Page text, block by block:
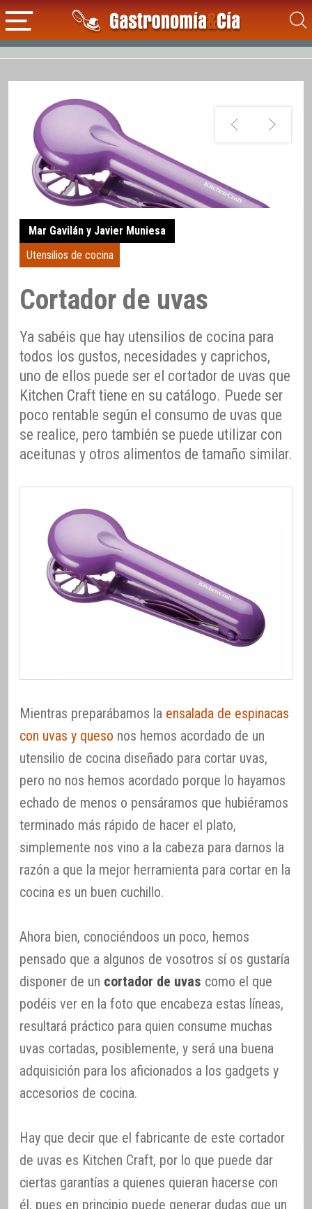
Mar Gavilán y Javier Muniesa
Utensilios de cocina
Cortador de uvas
Ya sabéis que hay utensilios de cocina para
todos los gustos, necesidades y caprichos,
uno de ellos puede ser el cortador de uvas que
Kitchen Craft tiene en su catálogo. Puede ser
poco rentable según el consumo de uvas que
se realice, pero también se puede utilizar con
aceitunas y otros alimentos de tamaño similar.
Mientras preparábamos la ensalada de espinacas
con uvas y queso nos hemos acordado de un
utensilio de cocina diseñado para cortar uvas,
pero no nos hemos acordado porque lo hayamos
echado de menos o pensáramos que hubiéramos
terminado más rápido de hacer el plato,
simplemente nos vino a la cabeza para darnos la
razón a que la mejor herramienta para cortar en la
cocina es un buen cuchillo.
Ahora bien, conociéndoos un poco, hemos
pensado que a algunos de vosotros sí os gustaría
disponer de un cortador de uvas como el que
podéis ver en la foto que encabeza estas líneas,
resultará práctico para quien consume muchas
uvas cortadas, posiblemente, y será una buena
adquisición para los aficionados a los gadgets y
accesorios de cocina.
Hay que decir que el fabricante de este cortador
de uvas es Kitchen Craft, por lo que puede dar
ciertas garantías a quienes quieran hacerse con
él, pues en principio puede generar dudas que un